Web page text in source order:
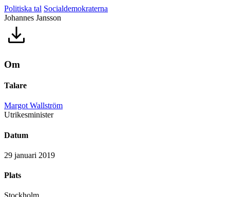
Politiska tal Socialdemokraterna
Johannes Jansson
Om
Talare
Margot Wallström
Utrikesminister
Datum
29 januari 2019
Plats